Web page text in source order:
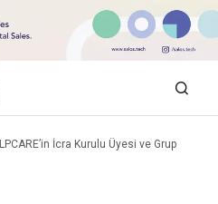
İcra Kurulu Üyesi ve Grup